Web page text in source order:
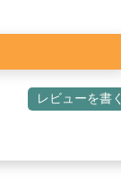
レビューを書